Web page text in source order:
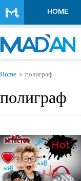
HOME
You are here
Home полиграф
полиграф